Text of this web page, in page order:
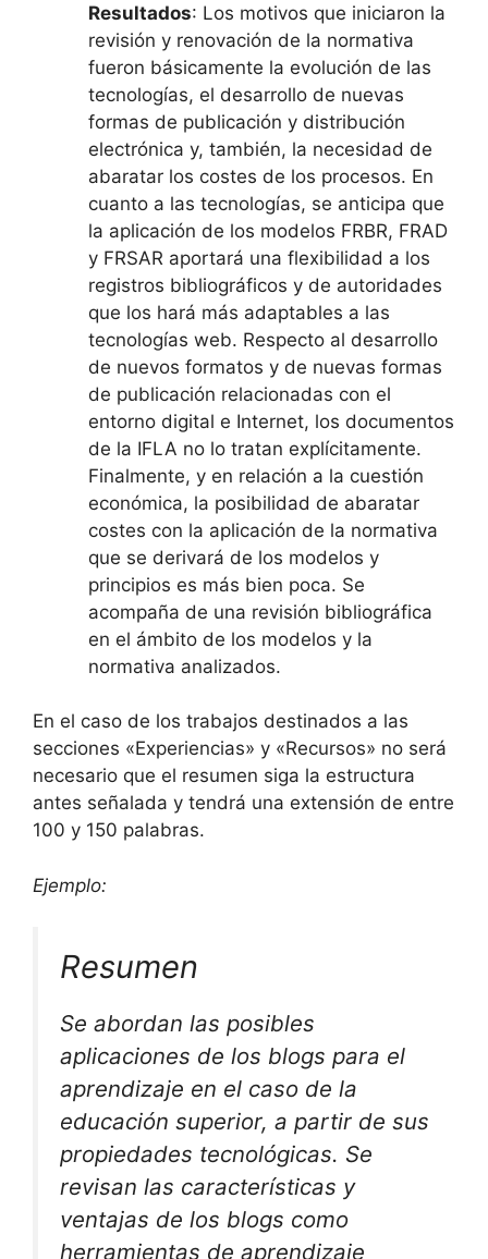
Resultados: Los motivos que iniciaron la
revisión y renovación de la normativa
fueron básicamente la evolución de las
tecnologías, el desarrollo de nuevas
formas de publicación y distribución
electrónica y, también, la necesidad de
abaratar los costes de los procesos. En
cuanto a las tecnologías, se anticipa que
la aplicación de los modelos FRBR, FRAD
y FRSAR aportará una flexibilidad a los
registros bibliográficos y de autoridades
que los hará más adaptables a las
tecnologías web. Respecto al desarrollo
de nuevos formatos y de nuevas formas
de publicación relacionadas con el
entorno digital e Internet, los documentos
de la IFLA no lo tratan explícitamente.
Finalmente, y en relación a la cuestión
económica, la posibilidad de abaratar
costes con la aplicación de la normativa
que se derivará de los modelos y
principios es más bien poca. Se
acompaña de una revisión bibliográfica
en el ámbito de los modelos y la
normativa analizados.
En el caso de los trabajos destinados a las
secciones «Experiencias» y «Recursos» no será
necesario que el resumen siga la estructura
antes señalada y tendrá una extensión de entre
100 y 150 palabras.
Ejemplo:
Resumen
Se abordan las posibles
aplicaciones de los blogs para el
aprendizaje en el caso de la
educación superior, a partir de sus
propiedades tecnológicas. Se
revisan las características y
ventajas de los blogs como
herramientas de aprendizaje